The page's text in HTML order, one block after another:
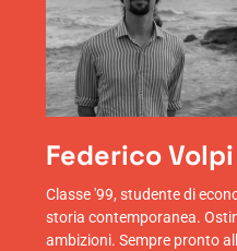
Federico Volpi
Classe '99, studente di
storia contemporanea.
ambizioni. Sempre pronto